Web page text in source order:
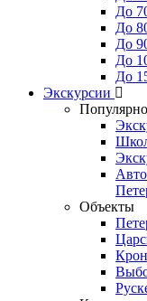
До
До
До
До
До
Экскурсии
Объекты